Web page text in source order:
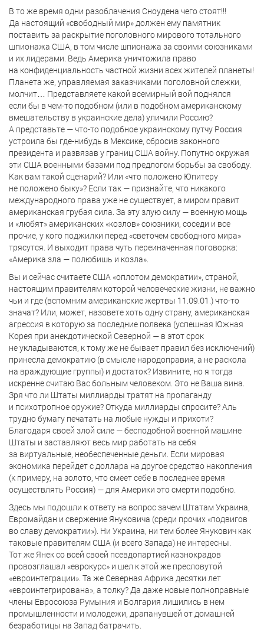
В то же время одни разоблачения Сноудена чего стоят!!!
Да настоящий «свободный мир» должен ему памятник
поставить за раскрытие поголовного мирового тотального
шпионажа США, в том числе шпионажа за своими союзниками
и их лидерами. Ведь Америка уничтожила право
на конфиденциальность частной жизни всех жителей планеты!
Планета же, управляемая заказчиками поголовной слежки,
молчит… Представляете какой всемирный вой поднялся
если бы в чем-то подобном (или в подобном американскому
вмешательству в украинские дела) уличили Россию?
А представьте — что-то подобное украинскому путчу Россия
устроила бы где-нибудь в Мексике, сбросив законного
президента и развязав у границ США войну. Попутно окружая
эти США военными базами под предлогом борьбы за свободу.
Как вам такой сценарий? Или «что положено Юпитеру
не положено быку»? Если так — признайте, что никакого
международного права уже не существует, а миром правит
американская грубая сила. За эту злую силу — военную мощь
и «любят» американских «козлов» союзники, соседи и все
прочие, у кого поджилки перед «светочем свободного мира»
трясутся. И выходит права чуть переиначенная поговорка:
«Америка зла — полюбишь и козла».
Вы и сейчас считаете США «оплотом демократии», страной,
настоящим правителям которой человеческие жизни, не важно
чьи и где (вспомним американские жертвы 11.09.01.) что-то
значат? Или, может, назовете хоть одну страну, американская
агрессия в которую за последние полвека (успешная Южная
Корея при анекдотической Северной — в этот срок
не укладываются, к тому же не бывает правил без исключений)
принесла демократию (в смысле народоправия, а не раскола
на враждующие группы) и достаток? Извините, но я тогда
искренне считаю Вас больным человеком. Это не Ваша вина.
Зря что ли Штаты миллиарды тратят на пропаганду
и психотропное оружие? Откуда миллиарды спросите? Аль
трудно бумагу печатать на любые нужды и прихоти?
Благодаря своей злой силе — бесподобной военной машине
Штаты и заставляют весь мир работать на себя
за виртуальные, необеспеченные деньги. Если мировая
экономика перейдет с доллара на другое средство накопления
(к примеру, на золото, что смеет себе в последнее время
осуществлять Россия) — для Америки это смерти подобно.
Здесь мы подошли к ответу на вопрос зачем Штатам Украина,
Евромайдан и свержение Януковича (среди прочих «подвигов
во славу демократии»). Ни Украина, ни тем более Янукович как
таковые правителям США (и всего Запада) не интересны.
Тот же Янек со всей своей псевдопартией казнокрадов
провозглашал «еврокурс» и шел к этой же пресловутой
«евроинтеграции». Та же Северная Африка десятки лет
«евроинтегрирована», а толку? Да даже новые полноправные
члены Евросоюза Румыния и Болгария лишились в нем
промышленности и молодежи, драпанувшей от домашней
безработицы на Запад батрачить.